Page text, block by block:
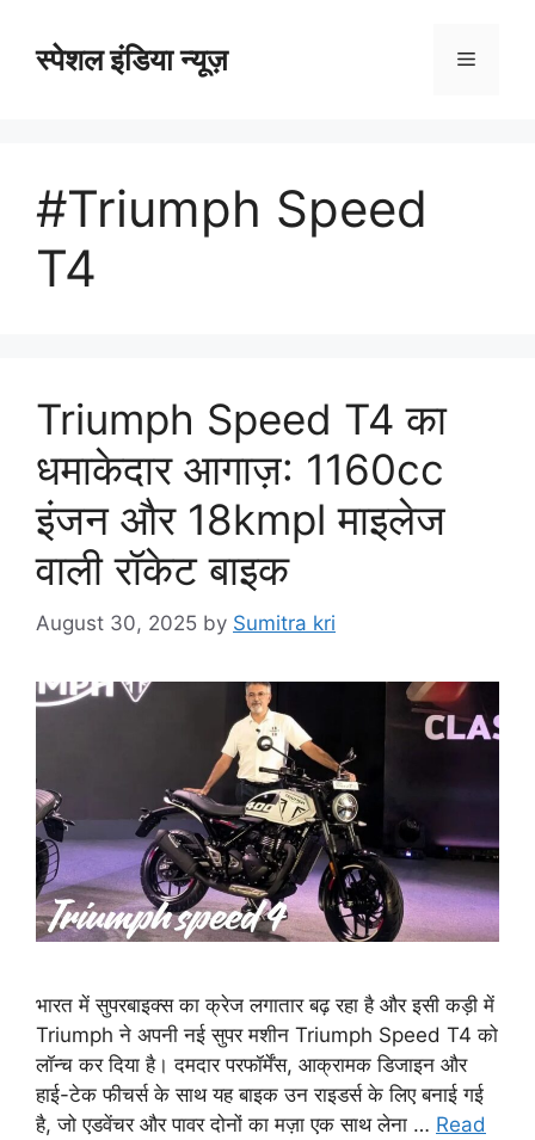
contentस्पेशल इंडिया न्यूज़ Menu
#Triumph Speed
T4
Triumph Speed T4 का
धमाकेदार आगाज़: 1160cc
इंजन और 18kmpl माइलेज
वाली रॉकेट बाइक
August 30, 2025 by Sumitra kri
भारत में सुपरबाइक्स का क्रेज लगातार बढ़ रहा है और इसी कड़ी में
Triumph ने अपनी नई सुपर मशीन Triumph Speed T4 को
लॉन्च कर दिया है। दमदार परफॉर्मेंस, आक्रामक डिजाइन और
हाई-टेक फीचर्स के साथ यह बाइक उन राइडर्स के लिए बनाई गई
है, जो एडवेंचर और पावर दोनों का मज़ा एक साथ लेना … Read